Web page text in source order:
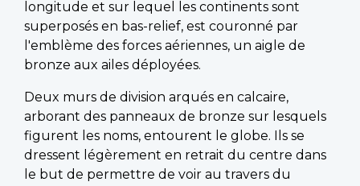
longitude et sur lequel les continents sont
superposés en bas-relief, est couronné par
l'emblème des forces aériennes, un aigle de
bronze aux ailes déployées.
Deux murs de division arqués en calcaire,
arborant des panneaux de bronze sur lesquels
figurent les noms, entourent le globe. Ils se
dressent légèrement en retrait du centre dans
le but de permettre de voir au travers du